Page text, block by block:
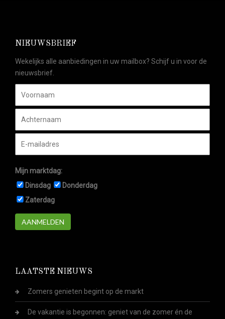
NIEUWSBRIEF
Wekelijks alle aanbiedingen in uw mailbox? Schijf u in voor de
nieuwsbrief.
Mijn marktdag:
Dinsdag
Donderdag
Zaterdag
AANMELDEN
LAATSTE NIEUWS
Zomers genieten begint op de markt
De vakantie is begonnen: geniet van de zomer én de